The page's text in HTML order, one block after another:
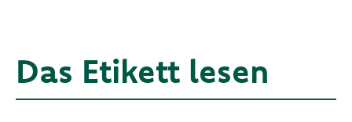
Das Etikett lesen